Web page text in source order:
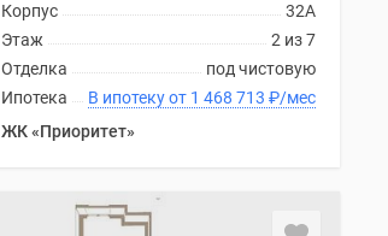
32А
Корпус
2 из 7
Этаж
под чистовую
Отделка
В ипотеку от 1 468 713 ₽/мес
Ипотека
ЖК «Приоритет»